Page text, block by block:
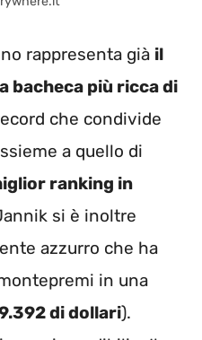
rappresenta già il
bacheca più ricca di
che condivide
a quello di
ranking in
si è inoltre
azzurro che ha
in una
di dollari).